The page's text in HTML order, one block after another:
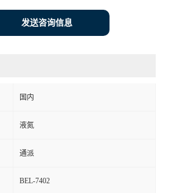
发送咨询信息
国内
液氮
通派
BEL-7402